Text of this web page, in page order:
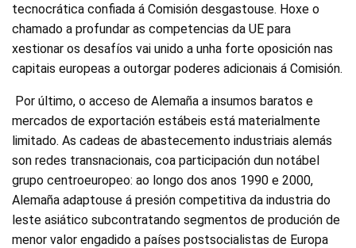
tecnocrática confiada á Comisión desgastouse. Hoxe o
chamado a profundar as competencias da UE para
xestionar os desafíos vai unido a unha forte oposición nas
capitais europeas a outorgar poderes adicionais á Comisión.
Por último, o acceso de Alemaña a insumos baratos e
mercados de exportación estábeis está materialmente
limitado. As cadeas de abastecemento industriais alemás
son redes transnacionais, coa participación dun notábel
grupo centroeuropeo: ao longo dos anos 1990 e 2000,
Alemaña adaptouse á presión competitiva da industria do
leste asiático subcontratando segmentos de produción de
menor valor engadido a países postsocialistas de Europa